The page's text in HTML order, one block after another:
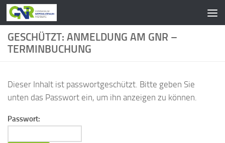
Zum Inhalt springen
GESCHÜTZT: ANMELDUNG AM GNR –
TERMINBUCHUNG
Dieser Inhalt ist passwortgeschützt. Bitte geben Sie
unten das Passwort ein, um ihn anzeigen zu können.
Passwort: